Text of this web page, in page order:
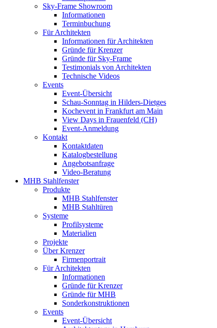
Sky-Frame Showroom
Informationen
Terminbuchung
Für Architekten
Informationen für Architekten
Gründe für Krenzer
Gründe für Sky-Frame
Testimonials von Architekten
Technische Videos
Events
Event-Übersicht
Schau-Sonntag in Hilders-Dietges
Kochevent in Frankfurt am Main
View Days in Frauenfeld (CH)
Event-Anmeldung
Kontakt
Kontaktdaten
Katalogbestellung
Angebotsanfrage
Video-Beratung
MHB Stahlfenster
Produkte
MHB Stahlfenster
MHB Stahltüren
Systeme
Profilsysteme
Materialien
Projekte
Über Krenzer
Firmenportrait
Für Architekten
Informationen
Gründe für Krenzer
Gründe für MHB
Sonderkonstruktionen
Events
Event-Übersicht